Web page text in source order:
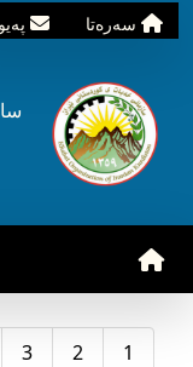
سه‌ره‌تا
1
2
3